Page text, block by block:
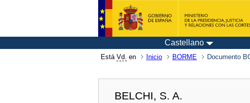
Castellano
Está Vd. en Inicio BORME Documento
BELCHI, S. A.